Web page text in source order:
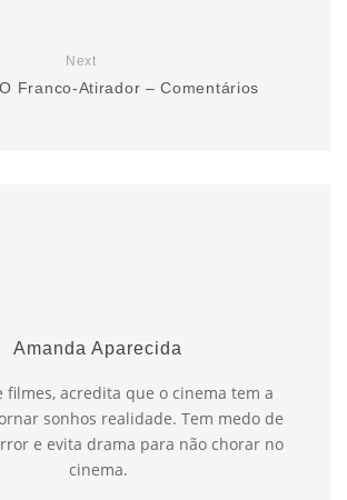
Next
Franco-Atirador – Comentários
Amanda Aparecida
filmes, acredita que o cinema tem a
sonhos realidade. Tem medo de
e evita drama para não chorar no
cinema.